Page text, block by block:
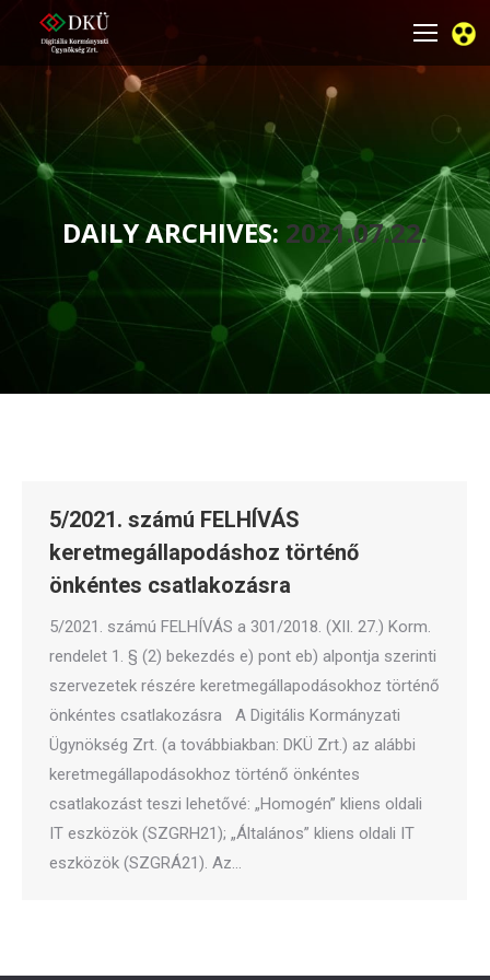
DAILY ARCHIVES: 2021.07.22.
You are here:
5/2021. számú FELHÍVÁS
keretmegállapodáshoz történő
önkéntes csatlakozásra
5/2021. számú FELHÍVÁS a 301/2018. (XII. 27.) Korm.
rendelet 1. § (2) bekezdés e) pont eb) alpontja szerinti
szervezetek részére keretmegállapodásokhoz történő
önkéntes csatlakozásra A Digitális Kormányzati
Ügynökség Zrt. (a továbbiakban: DKÜ Zrt.) az alábbi
keretmegállapodásokhoz történő önkéntes
csatlakozást teszi lehetővé: „Homogén” kliens oldali
IT eszközök (SZGRH21); „Általános” kliens oldali IT
eszközök (SZGRÁ21). Az…